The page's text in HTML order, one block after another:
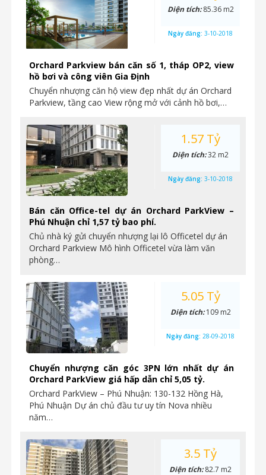
Orchard Parkview bán căn số 1, tháp OP2, view
hồ bơi và công viên Gia Định
Chuyển nhượng căn hộ view đẹp nhất dự án Orchard
Parkview, tầng cao View rộng mở với cảnh hồ bơi,…
Diện tích:85.36 m2
Ngày đăng: 3-10-2018
Bán căn Office-tel dự án Orchard ParkView –
Phú Nhuận chỉ 1,57 tỷ bao phí.
Chủ nhà ký gửi chuyển nhượng lại lô Officetel dự án
Orchard Parkview Mô hình Officetel vừa làm văn
phòng…
1.57 Tỷ
Diện tích:32 m2
Ngày đăng: 3-10-2018
Chuyển nhượng căn góc 3PN lớn nhất dự án
Orchard ParkView giá hấp dẫn chỉ 5,05 tỷ.
Orchard ParkView – Phú Nhuận: 130-132 Hồng Hà,
Phú Nhuận Dự án chủ đầu tư uy tín Nova nhiều
năm…
5.05 Tỷ
Diện tích:109 m2
Ngày đăng: 28-09-2018
3.5 Tỷ
Diện tích:82.7 m2